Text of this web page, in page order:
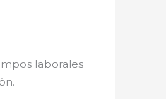
laborales